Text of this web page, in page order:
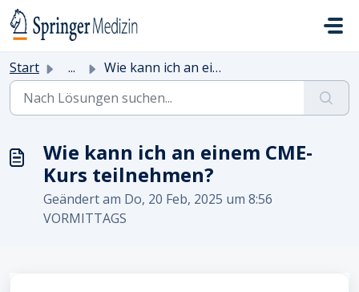
Zum hauptsächlichen Inhalt gehen
Start ... Wie kann ich an einem CME-Kurs teilnehmen?
Wie kann ich an einem CME-
Kurs teilnehmen?
Geändert am Do, 20 Feb, 2025 um 8:56
VORMITTAGS